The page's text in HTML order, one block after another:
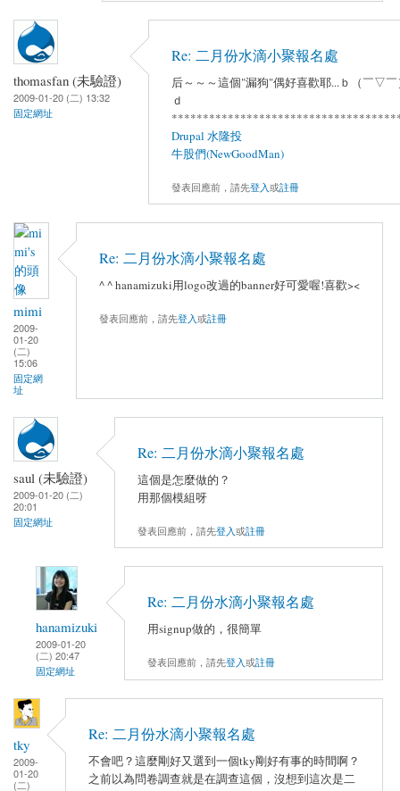
thomasfan (未驗證)
2009-01-20 (二) 13:32
固定網址
Re: 二月份水滴小聚報名處
后～～～這個"漏狗"偶好喜歡耶...ｂ（￣▽￣
ｄ
Drupal 水隆投
牛股們(NewGoodMan)
發表回應前，請先登入或註冊
mimi
2009-
01-20
(二)
15:06
固定網
址
Re: 二月份水滴小聚報名處
^ ^ hanamizuki用logo改過的banner好可愛喔!喜歡><
發表回應前，請先登入或註冊
saul (未驗證)
2009-01-20 (二)
20:01
固定網址
Re: 二月份水滴小聚報名處
這個是怎麼做的？
用那個模組呀
發表回應前，請先登入或註冊
hanamizuki
2009-01-20
(二) 20:47
固定網址
Re: 二月份水滴小聚報名處
用signup做的，很簡單
發表回應前，請先登入或註冊
tky
2009-
01-20
(二)
Re: 二月份水滴小聚報名處
不會吧？這麼剛好又選到一個tky剛好有事的時間啊？
之前以為問卷調查就是在調查這個，沒想到這次是二